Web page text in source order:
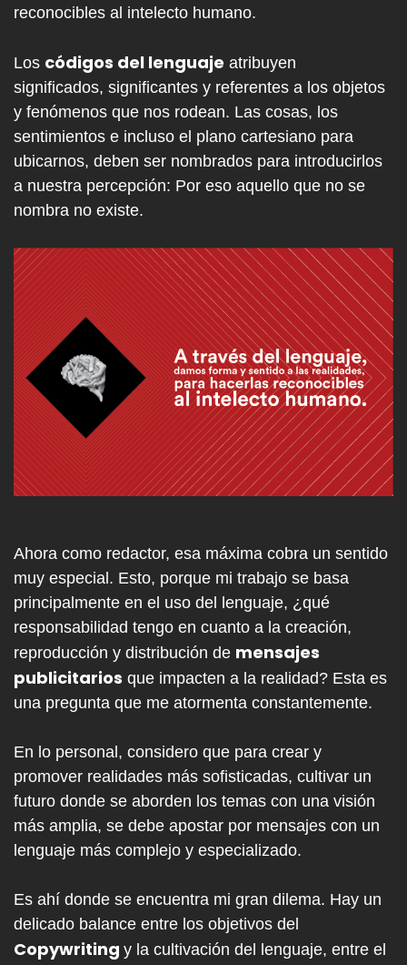
reconocibles al intelecto humano.
Los códigos del lenguaje atribuyen
significados, significantes y referentes a los objetos
y fenómenos que nos rodean. Las cosas, los
sentimientos e incluso el plano cartesiano para
ubicarnos, deben ser nombrados para introducirlos
a nuestra percepción: Por eso aquello que no se
nombra no existe.
Ahora como redactor, esa máxima cobra un sentido
muy especial. Esto, porque mi trabajo se basa
principalmente en el uso del lenguaje, ¿qué
responsabilidad tengo en cuanto a la creación,
reproducción y distribución de mensajes
publicitarios que impacten a la realidad? Esta es
una pregunta que me atormenta constantemente.
En lo personal, considero que para crear y
promover realidades más sofisticadas, cultivar un
futuro donde se aborden los temas con una visión
más amplia, se debe apostar por mensajes con un
lenguaje más complejo y especializado.
Es ahí donde se encuentra mi gran dilema. Hay un
delicado balance entre los objetivos del
Copywriting y la cultivación del lenguaje, entre el